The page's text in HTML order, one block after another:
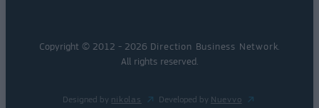
Copyright © 2012 - 2026 Direction Business Network
All rights reserved.
Designed by nikolas Developed by Nuevvo